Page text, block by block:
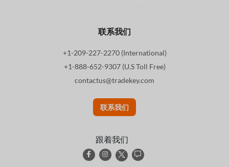
联系我们
+1-209-227-2270 (International)
+1-888-652-9307 (U.S Toll Free)
contactus@tradekey.com
联系我们
跟着我们